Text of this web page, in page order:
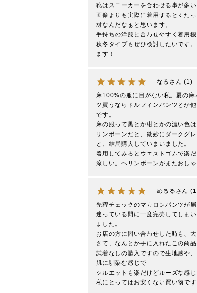
靴はスニーカーを合わせる事が多
画像よりも実際に着用するとくた
材なんだなぁと思います。
手持ちの洋服と合わせやすく着用
秋冬タイプもぜひ検討したいです
ます！
なる 1
麻100%の服に目がない私。夏の
ツ買うならドルフィンパンツとか
です。
麻の服って黒とか紺とかの濃い色
リンボーンだと、微妙にダークグ
と、結局購入していまいました。
着用してみるとウエストゴムで楽
涼しい。ヘリンボーンがまたおし
めるる 1
先程チェックのマカロンパンツが届
迷っている間に一度完売してしま
ました。
お店の方に問い合わせした時も、
さて、なんとか手に入れたこの商
試着なしの購入ですので生地感や
肌に馴染む感じで
シルエットも楽だけどルーズな感
私にとってはお安くない買い物で